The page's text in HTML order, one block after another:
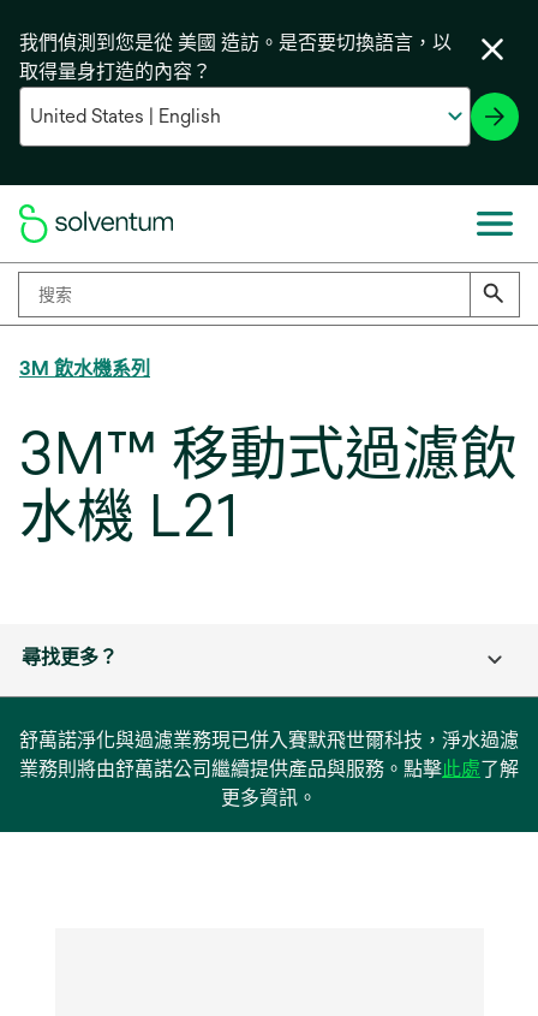
我們偵測到您是從 美國 造訪。是否要切換語言，以
取得量身打造的內容？
3M 飲水機系列
3M™ 移動式過濾飲
水機 L21
尋找更多？
舒萬諾淨化與過濾業務現已併入賽默飛世爾科技，淨水過濾
業務則將由舒萬諾公司繼續提供產品與服務。點擊此處在
了解
更多資訊。